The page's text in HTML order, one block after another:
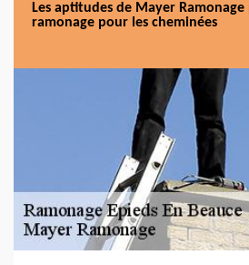
Les aptitudes de Mayer
ramonage pour les cheminées